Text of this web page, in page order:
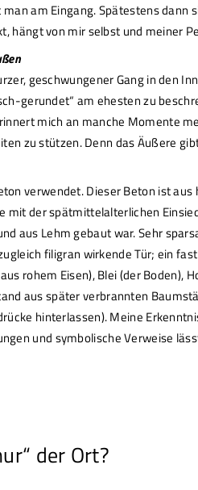
am Eingang. Spätestens
hängt von mir selbst und meiner
geschwungener Gang in den
gerundet“ am ehesten zu
mich an manche Momente
zu stützen. Denn das Äußere
verwendet. Dieser Beton ist
mit der spätmittelalterlichen
aus Lehm gebaut war. Sehr
filigran wirkende Tür; ein
rohem Eisen), Blei (der Boden),
aus später verbrannten
hinterlassen). Meine
und symbolische Verweise
der Ort?